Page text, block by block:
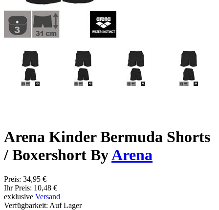
Arena Kinder Bermuda Shorts
/ Boxershort ByArena
Preis: 34,95 €
Ihr Preis: 10,48 €
exklusive Versand
Verfügbarkeit: Auf Lager